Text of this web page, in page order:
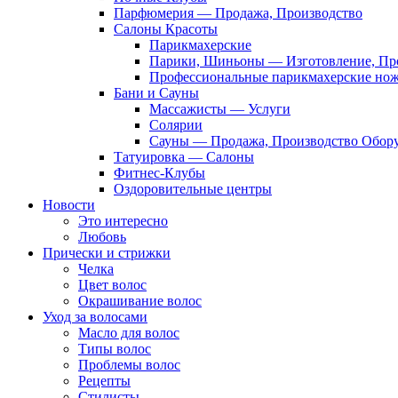
Парфюмерия — Продажа, Производство
Салоны Красоты
Парикмахерские
Парики, Шиньоны — Изготовление,
Профессиональные парикмахерские
Бани и Сауны
Массажисты — Услуги
Солярии
Сауны — Продажа, Производство
Татуировка — Салоны
Фитнес-Клубы
Оздоровительные центры
Новости
Это интересно
Любовь
Прически и стрижки
Челка
Цвет волос
Окрашивание волос
Уход за волосами
Масло для волос
Типы волос
Проблемы волос
Рецепты